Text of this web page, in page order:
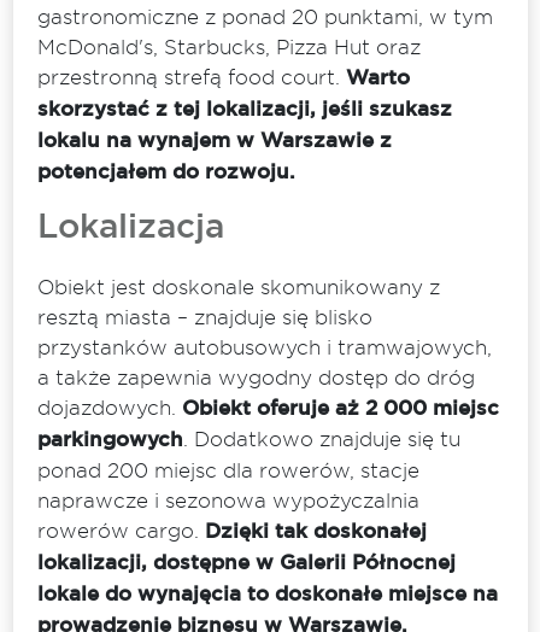
gastronomiczne z ponad 20 punktami, w tym
McDonald's, Starbucks, Pizza Hut oraz
przestronną strefą food court. Warto
skorzystać z tej lokalizacji, jeśli szukasz
lokalu na wynajem w Warszawie z
potencjałem do rozwoju.
Lokalizacja
Obiekt jest doskonale skomunikowany z
resztą miasta – znajduje się blisko
przystanków autobusowych i tramwajowych,
a także zapewnia wygodny dostęp do dróg
dojazdowych. Obiekt oferuje aż 2 000 miejsc
parkingowych . Dodatkowo znajduje się tu
ponad 200 miejsc dla rowerów, stacje
naprawcze i sezonowa wypożyczalnia
rowerów cargo. Dzięki tak doskonałej
lokalizacji, dostępne w Galerii Północnej
lokale do wynajęcia to doskonałe miejsce na
prowadzenie biznesu w Warszawie.